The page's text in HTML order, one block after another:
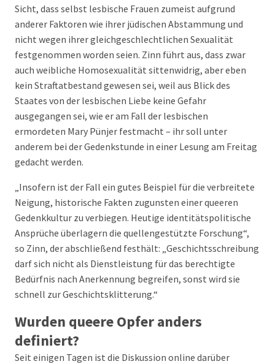
Sicht, dass selbst lesbische Frauen zumeist aufgrund
anderer Faktoren wie ihrer jüdischen Abstammung und
nicht wegen ihrer gleichgeschlechtlichen Sexualität
festgenommen worden seien. Zinn führt aus, dass zwar
auch weibliche Homosexualität sittenwidrig, aber eben
kein Straftatbestand gewesen sei, weil aus Blick des
Staates von der lesbischen Liebe keine Gefahr
ausgegangen sei, wie er am Fall der lesbischen
ermordeten Mary Pünjer festmacht – ihr soll unter
anderem bei der Gedenkstunde in einer Lesung am Freitag
gedacht werden.
„Insofern ist der Fall ein gutes Beispiel für die verbreitete
Neigung, historische Fakten zugunsten einer queeren
Gedenkkultur zu verbiegen. Heutige identitätspolitische
Ansprüche überlagern die quellengestützte Forschung“,
so Zinn, der abschließend festhält: „Geschichtsschreibung
darf sich nicht als Dienstleistung für das berechtigte
Bedürfnis nach Anerkennung begreifen, sonst wird sie
schnell zur Geschichtsklitterung.“
Wurden queere Opfer anders
definiert?
Seit einigen Tagen ist die Diskussion online darüber